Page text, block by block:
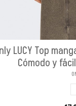
LUCY Top
Cómodo y